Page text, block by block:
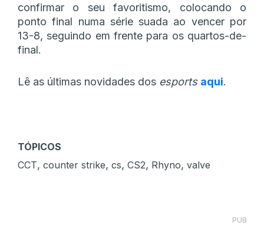
confirmar o seu favoritismo, colocando o
ponto final numa série suada ao vencer por
13-8, seguindo em frente para os quartos-de-
final.
Lê as últimas novidades dos esports aqui.
TÓPICOS
CCT, counter strike, cs, CS2, Rhyno, valve
PUB